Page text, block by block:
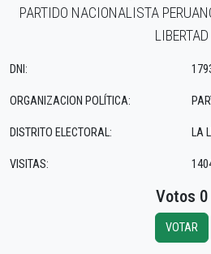
PARTIDO NACIONALISTA
LIBERTAD
DNI:
ORGANIZACION POLÍTICA:
DISTRITO ELECTORAL:
VISITAS:
LA
Votos 0
VOTAR